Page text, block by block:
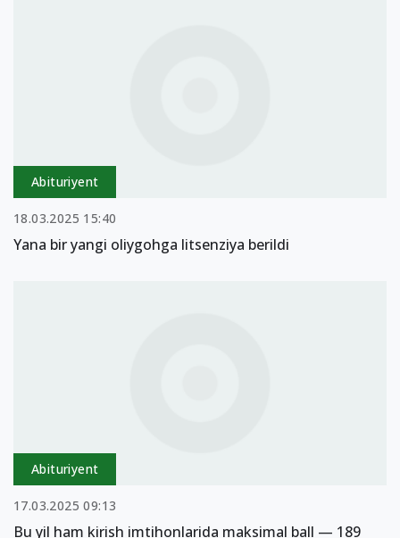
Abituriyent
18.03.2025 15:40
Yana bir yangi oliygohga litsenziya berildi
Abituriyent
17.03.2025 09:13
Bu yil ham kirish imtihonlarida maksimal ball — 189